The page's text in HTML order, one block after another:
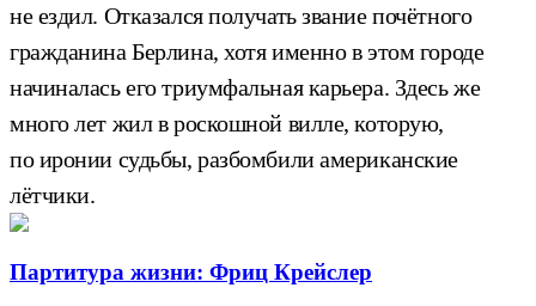
не ездил. Отказался получать звание почётного
гражданина Берлина, хотя именно в этом городе
начиналась его триумфальная карьера. Здесь же
много лет жил в роскошной вилле, которую,
по иронии судьбы, разбомбили американские
лётчики.
Партитура жизни: Фриц Крейслер